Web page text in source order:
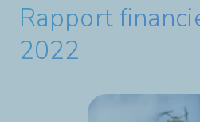
Rapport
2022